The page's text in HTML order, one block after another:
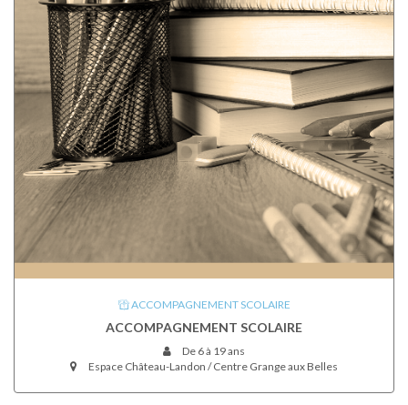
ACCOMPAGNEMENT SCOLAIRE
ACCOMPAGNEMENT SCOLAIRE
De 6 à 19 ans
Espace Château-Landon / Centre Grange aux Belles